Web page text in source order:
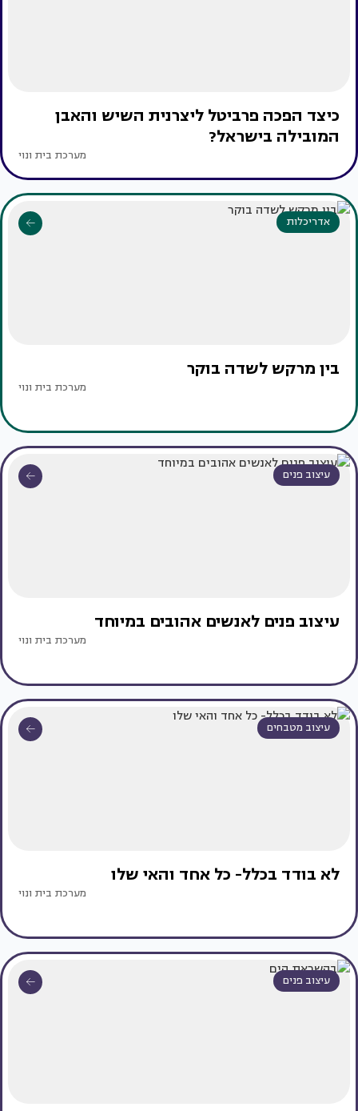
כיצד הפכה פרביטל ליצרנית השיש והאבן
המובילה בישראל?
מערכת בית ונוי
אדריכלות
בין מרקש לשדה בוקר
מערכת בית ונוי
עיצוב פנים
עיצוב פנים לאנשים אהובים במיוחד
מערכת בית ונוי
עיצוב מטבחים
לא בודד בכלל- כל אחד והאי שלו
מערכת בית ונוי
עיצוב פנים